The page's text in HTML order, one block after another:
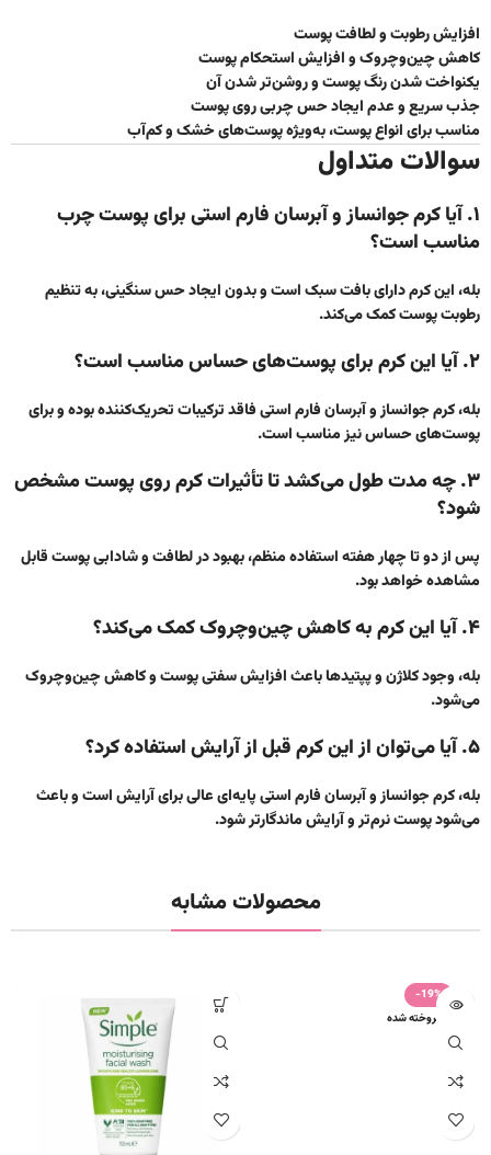
افزایش رطوبت و لطافت پوست
کاهش چین‌وچروک و افزایش استحکام پوست
یکنواخت شدن رنگ پوست و روشن‌تر شدن آن
جذب سریع و عدم ایجاد حس چربی روی پوست
مناسب برای انواع پوست، به‌ویژه پوست‌های خشک و کم‌آب
سوالات متداول
۱. آیا کرم جوانساز و آبرسان فارم استی برای پوست چرب
مناسب است؟
بله، این کرم دارای بافت سبک است و بدون ایجاد حس سنگینی، به تنظیم
رطوبت پوست کمک می‌کند.
۲. آیا این کرم برای پوست‌های حساس مناسب است؟
بله، کرم جوانساز و آبرسان فارم استی فاقد ترکیبات تحریک‌کننده بوده و برای
پوست‌های حساس نیز مناسب است.
۳. چه مدت طول می‌کشد تا تأثیرات کرم روی پوست مشخص
شود؟
پس از دو تا چهار هفته استفاده منظم، بهبود در لطافت و شادابی پوست قابل
مشاهده خواهد بود.
۴. آیا این کرم به کاهش چین‌وچروک کمک می‌کند؟
بله، وجود کلاژن و پپتیدها باعث افزایش سفتی پوست و کاهش چین‌وچروک
می‌شود.
۵. آیا می‌توان از این کرم قبل از آرایش استفاده کرد؟
بله، کرم جوانساز و آبرسان فارم استی پایه‌ای عالی برای آرایش است و باعث
می‌شود پوست نرم‌تر و آرایش ماندگارتر شود.
محصولات مشابه
-19%
فروخته شده